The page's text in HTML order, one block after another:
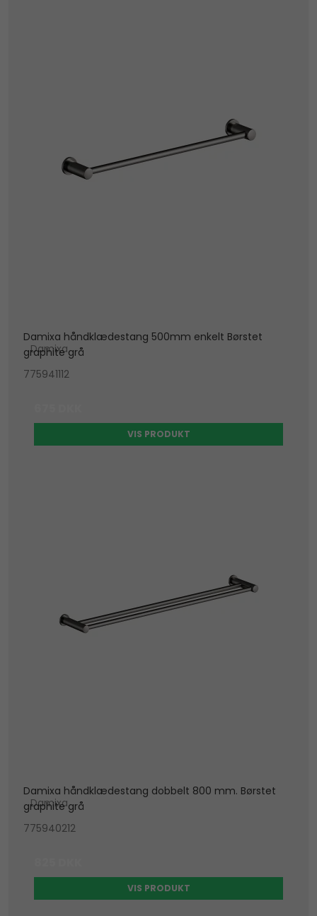
Damixa håndklædestang 500mm enkelt Børstet
graphite grå
Damixa
775941112
VIS PRODUKT
Damixa håndklædestang dobbelt 800 mm. Børstet
graphite grå
Damixa
775940212
VIS PRODUKT